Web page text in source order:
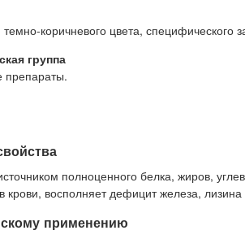
темно-коричневого цвета, специфического
группа
препараты.
полноценного белка, жиров,
крови, восполняет дефицит железа,
применению